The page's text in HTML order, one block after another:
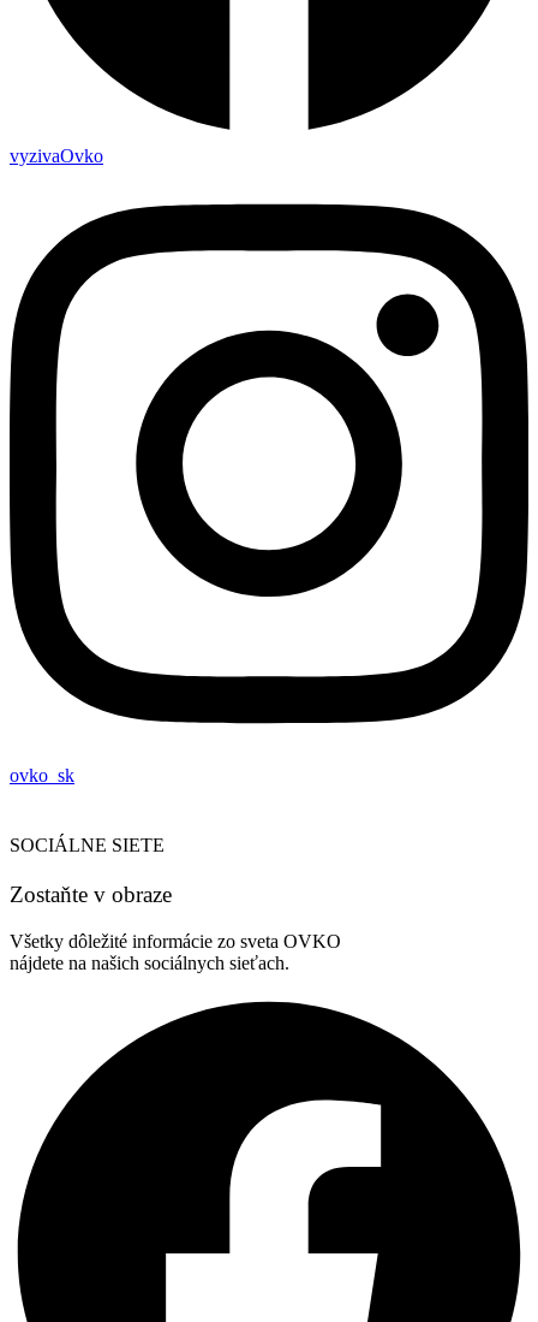
vyzivaOvko
ovko_sk
SOCIÁLNE SIETE
Zostaňte v obraze
Všetky dôležité informácie zo sveta OVKO
nájdete na našich sociálnych sieťach.